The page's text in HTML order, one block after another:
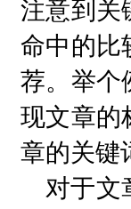
注意到关
命中的比
荐。举个
现文章的
章的关键
对于文